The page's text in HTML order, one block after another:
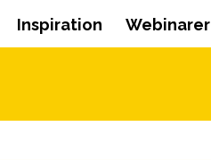
Inspiration Webinarer